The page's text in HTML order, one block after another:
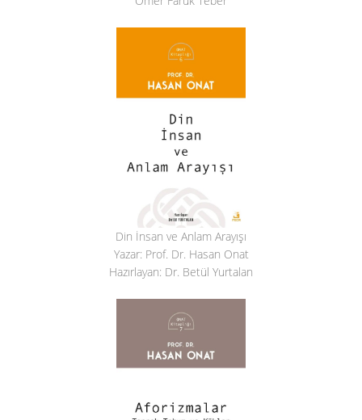
Din İnsan ve Anlam Arayışı
Yazar: Prof. Dr. Hasan Onat
Hazırlayan: Dr. Betül Yurtalan